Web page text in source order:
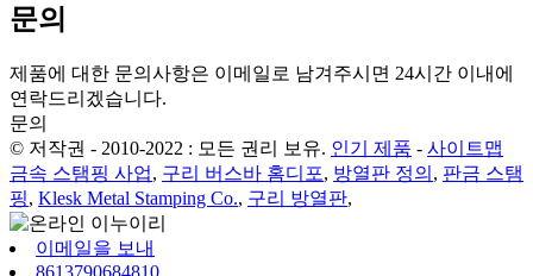
문의
제품에 대한 문의사항은 이메일로 남겨주시면 24시간 이내에
연락드리겠습니다.
문의
© 저작권 - 2010-2022 : 모든 권리 보유. 인기 제품 - 사이트맵
금속 스탬핑 사업, 구리 버스바 홈디포, 방열판 정의 , 판금 스탬
핑, Klesk Metal Stamping Co., 구리 방열판,
이메일을 보내
8613790684810